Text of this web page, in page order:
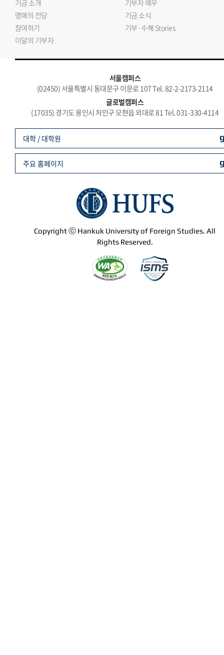
기금 소개
기부자 예우
명예의 전당
기금 소식
참여하기
기부·수혜 Stories
이달의 기부자
서울캠퍼스
(02450) 서울특별시 동대문구 이문로 107 Tel. 82-2-2173-2114
글로벌캠퍼스
(17035) 경기도 용인시 처인구 모현읍 외대로 81 Tel. 031-330-4114
Copyright ⓒ Hankuk University of Foreign Studies. All
Rights Reserved.
대학 / 대학원
주요 홈페이지